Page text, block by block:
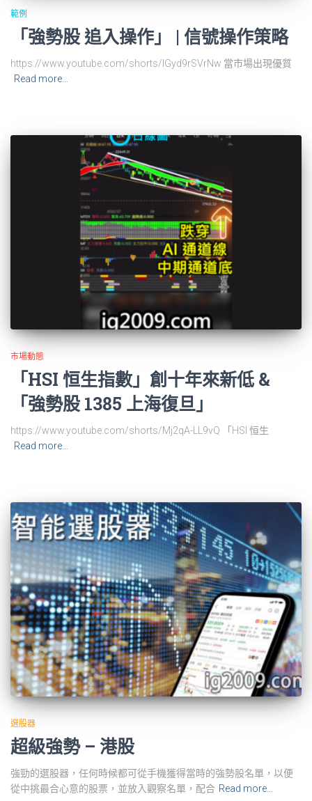
範例
「強勢股 追入操作」 | 信號操作策略
https://www.youtube.com/shorts/lGyd9rSVrNw 當市場出現優質
Read more…
市場動態
「HSI 恒生指數」創十年來新低 &
「強勢股 1385 上海復旦」
https://www.youtube.com/shorts/Mj2qA-LL9vQ 「HSI 恒生
Read more…
選股器
超級強勢 – 港股
強勁的選股器，任何時候都可從手機獲得當時的強勢股名單，以便
從中挑最合心意的股票，並放入觀察名單，配合 Read more…